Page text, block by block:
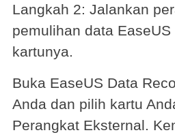
Langkah 2: Jalankan
pemulihan data
kartunya.
Buka EaseUS Data
Anda dan pilih kartu
Perangkat Eksternal.